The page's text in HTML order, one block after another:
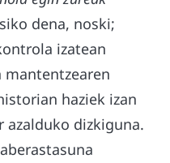
dena, noski;
izatean
haziek izan
azalduko dizkiguna.